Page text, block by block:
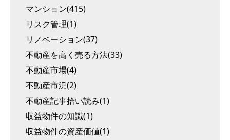
マンション(415)
リスク管理(1)
リノベーション(37)
不動産を高く売る方法(33)
不動産市場(4)
不動産市況(2)
不動産記事拾い読み(1)
収益物件の知識(1)
収益物件の資産価値(1)